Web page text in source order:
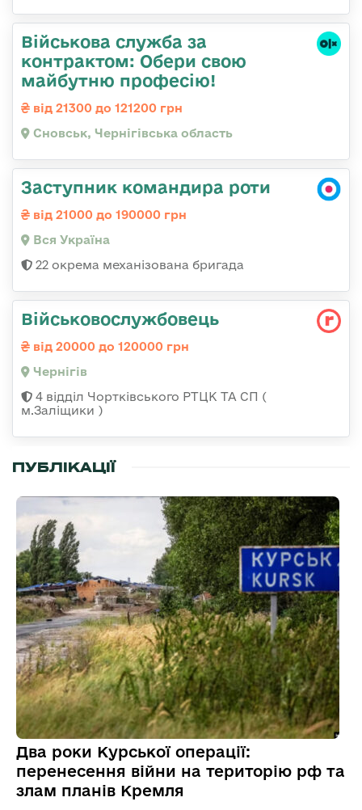
Військова служба за
контрактом: Обери свою
майбутню професію!
від 21300 до 121200 грн
Сновськ, Чернігівська область
Заступник командира роти
від 21000 до 190000 грн
Вся Україна
22 окрема механізована бригада
Військовослужбовець
від 20000 до 120000 грн
Чернігів
4 відділ Чортківського РТЦК ТА СП (
м.Заліщики )
ПУБЛІКАЦІЇ
Два роки Курської операції:
перенесення війни на територію рф та
злам планів Кремля